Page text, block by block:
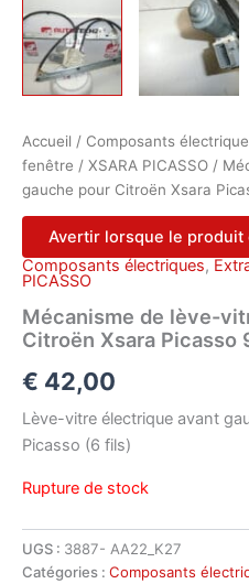
Accueil / Composants
fenêtre / XSARA PICASSO /
gauche pour Citroën Xsara
Avertir lorsque le produit
Composants électriques,
PICASSO
Mécanisme de lève-
Citroën Xsara Picasso
€ 42,00
Lève-vitre électrique avant
Picasso (6 fils)
Rupture de stock
UGS : 3887- AA22_K27
Catégories : Composants